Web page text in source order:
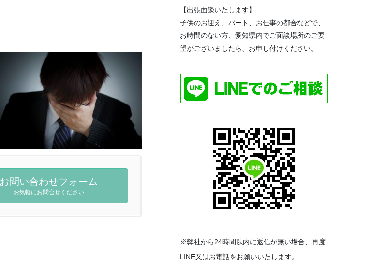
お問い合わせフォーム
お気軽にお問合せください
【出張面談いたします】
子供のお迎え、パート、お仕事の都合などで、
お時間のない方、愛知県内でご面談場所のご要
望がございましたら、お申し付けください。
※弊社から24時間以内に返信が無い場合、再度
LINE又はお電話をお願いいたします。